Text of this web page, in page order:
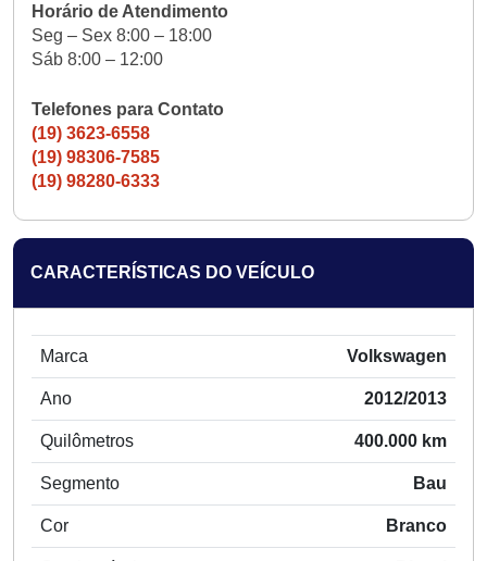
Horário de Atendimento
Seg – Sex 8:00 – 18:00
Sáb 8:00 – 12:00
Telefones para Contato
(19) 3623-6558
(19) 98306-7585
(19) 98280-6333
CARACTERÍSTICAS DO VEÍCULO
Marca Volkswagen
Ano 2012/2013
Quilômetros 400.000 km
Segmento Bau
Cor Branco